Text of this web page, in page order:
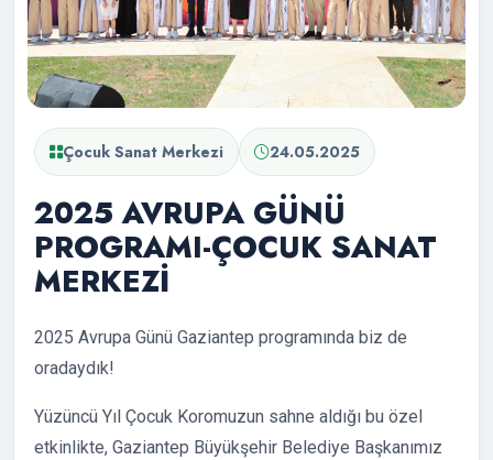
Çocuk Sanat Merkezi 24.05.2025
2025 AVRUPA GÜNÜ
PROGRAMI-ÇOCUK SANAT
MERKEZİ
2025 Avrupa Günü Gaziantep programında biz de
oradaydık!
Yüzüncü Yıl Çocuk Koromuzun sahne aldığı bu özel
etkinlikte, Gaziantep Büyükşehir Belediye Başkanımız